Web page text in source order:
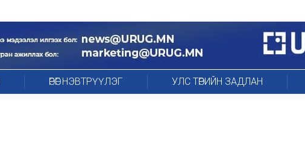
ӨРӨГ НЭВТРҮҮЛЭГ УЛС ТӨРИЙН ЗАДЛАН